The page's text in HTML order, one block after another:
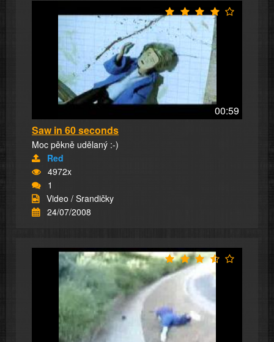
00:59
Saw in 60 seconds
Moc pěkně udělaný :-)
Red
4972x
1
Video / Srandičky
24/07/2008